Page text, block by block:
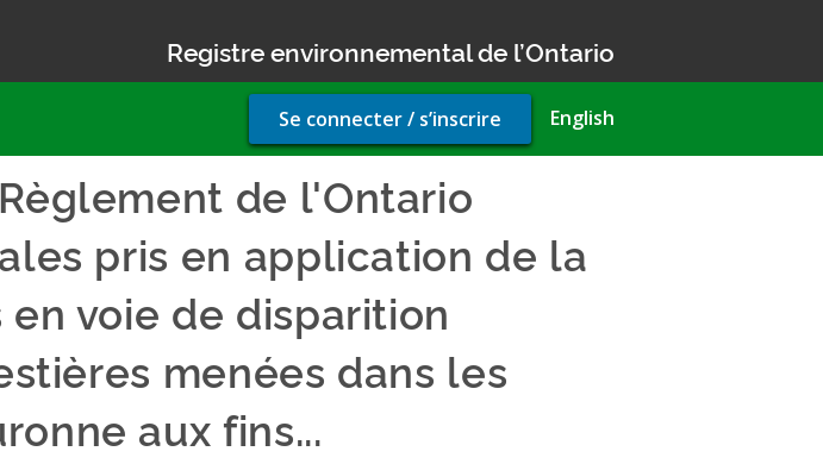
Registre environnemental de l’Ontario
English
User
account
Se connecter / s’inscrire
de l'Ontario
pris en application de la
voie de disparition
menées dans les
aux fins...